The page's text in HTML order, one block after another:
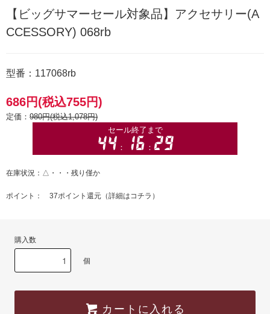
【ビッグサマーセール対象品】アクセサリー(A
CCESSORY) 068rb
型番：117068rb
686円(税込755円)
定価： 980円(税込1,078円)
在庫状況：△・・・残り僅か
ポイント： 37ポイント還元（詳細はコチラ ）
購入数
個
カートに入れる